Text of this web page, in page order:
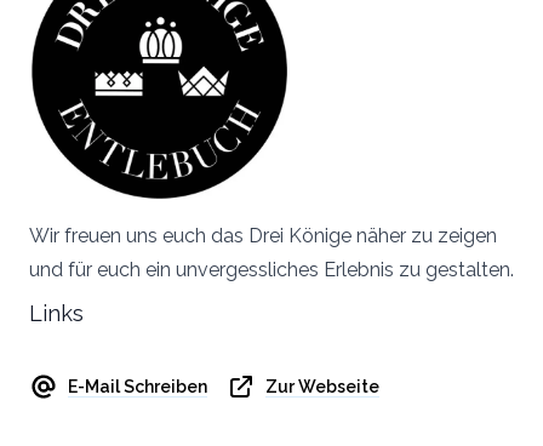
Wir freuen uns euch das Drei Könige näher zu zeigen
und für euch ein unvergessliches Erlebnis zu gestalten.
Links
E-Mail Schreiben Zur Webseite